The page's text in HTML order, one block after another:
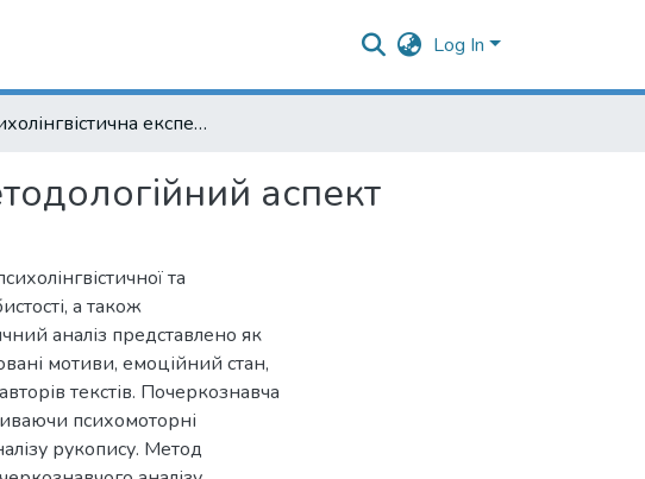
Log In
Психолінгвістична експертиза: теоретико-методологійний аспект
аспект
та
а також
аналіз представлено як
мотиви, емоційний стан,
текстів. Почеркознавча
психомоторні
рукопису. Метод